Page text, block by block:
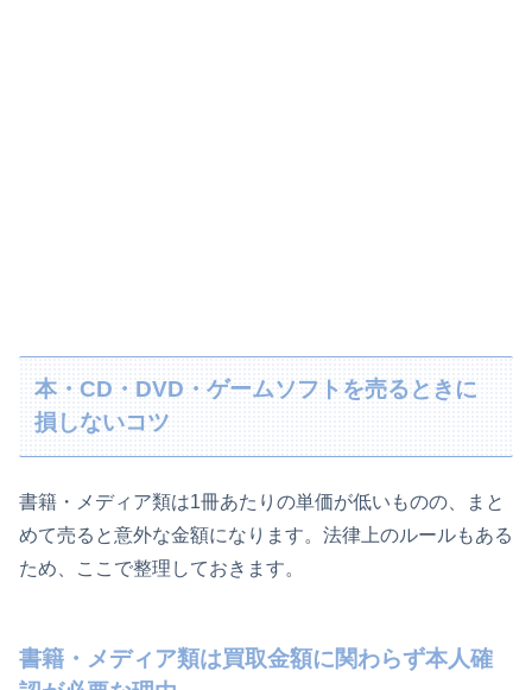
本・CD・DVD・ゲームソフトを売るときに
損しないコツ
書籍・メディア類は1冊あたりの単価が低いものの、まと
めて売ると意外な金額になります。法律上のルールもある
ため、ここで整理しておきます。
書籍・メディア類は買取金額に関わらず本人確